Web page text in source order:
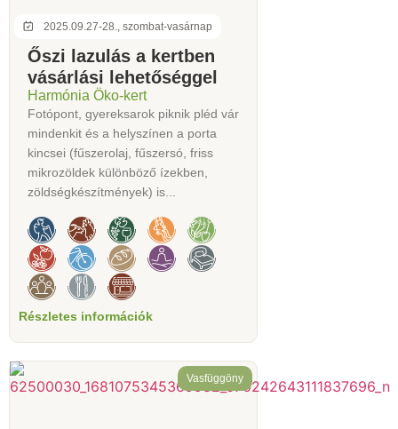
2025.09.27-28., szombat-vasárnap
Őszi lazulás a kertben
vásárlási lehetőséggel
Harmónia Öko-kert
Fotópont, gyereksarok piknik pléd vár
mindenkit és a helyszínen a porta
kincsei (fűszerolaj, fűszersó, friss
mikrozöldek különböző ízekben,
zöldségkészítmények) is...
Részletes információk
Vasfüggöny